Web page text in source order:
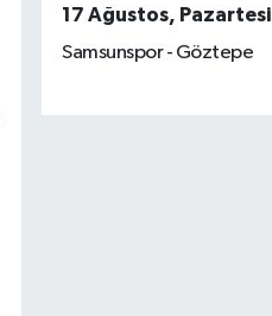
17 Ağustos, Pazartesi
Samsunspor - Göztepe